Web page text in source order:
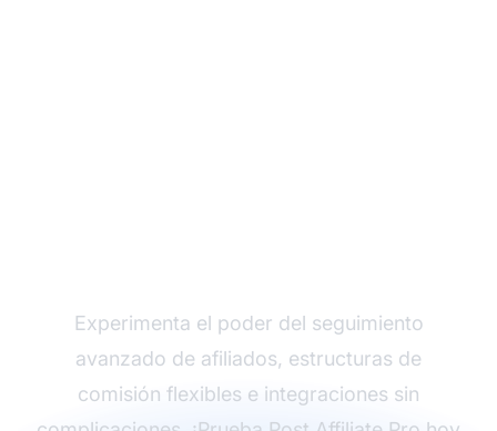
Experimenta el poder del seguimiento
avanzado de afiliados, estructuras de
comisión flexibles e integraciones sin